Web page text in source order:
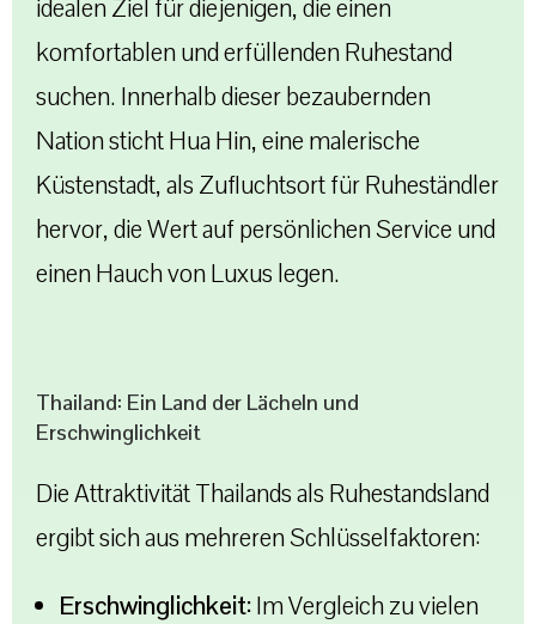
idealen Ziel für diejenigen, die einen
komfortablen und erfüllenden Ruhestand
suchen. Innerhalb dieser bezaubernden
Nation sticht Hua Hin, eine malerische
Küstenstadt, als Zufluchtsort für Ruheständler
hervor, die Wert auf persönlichen Service und
einen Hauch von Luxus legen.
Thailand: Ein Land der Lächeln und
Erschwinglichkeit
Die Attraktivität Thailands als Ruhestandsland
ergibt sich aus mehreren Schlüsselfaktoren:
Erschwinglichkeit:Im Vergleich zu vielen